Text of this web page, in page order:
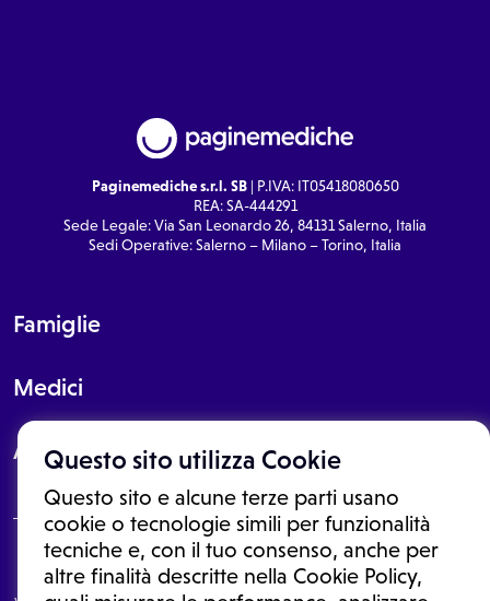
Questo sito utilizza Cookie
Questo sito e alcune terze parti usano
cookie o tecnologie simili per funzionalità
tecniche e, con il tuo consenso, anche per
altre finalità descritte nella Cookie Policy,
Paginemediche s.r.l. SB| P.IVA: IT05418080650
REA: SA-444291
Sede Legale: Via San Leonardo 26, 84131 Salerno, Italia
Sedi Operative: Salerno – Milano – Torino, Italia
Famiglie
Medici
About
Le informazioni proposte in questo sito non sono un consulto medico.
In nessun caso, queste informazioni sostituiscono un consulto, una